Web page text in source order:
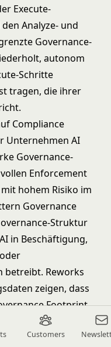
Customers
Execute-
Analyze- und
Governance-
autonom
Schritte
tragen, die ihrer
Compliance
Unternehmen AI
Governance-
Enforcement
mit hohem Risiko im
Governance
Struktur
in Beschäftigung,
betreibt. Reworks
zeigen, dass
Footprint
definieren,
um